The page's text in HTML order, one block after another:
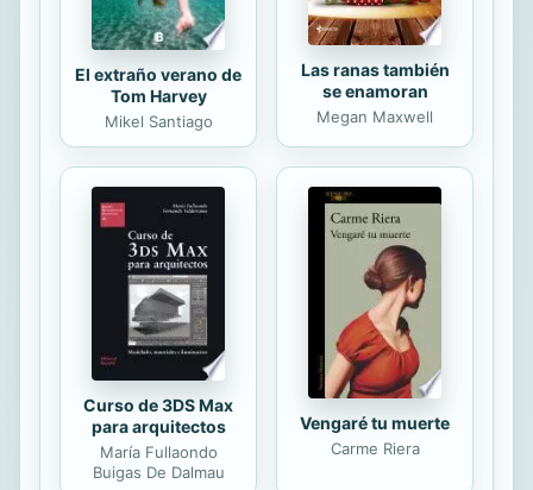
El extraño verano de
Tom Harvey
Mikel Santiago
Las ranas también
se enamoran
Megan Maxwell
Curso de 3DS Max
para arquitectos
María Fullaondo
Buigas De Dalmau
Vengaré tu muerte
Carme Riera